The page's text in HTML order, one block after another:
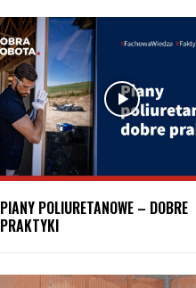
PIANY POLIURETANOWE – DOBRE
PRAKTYKI